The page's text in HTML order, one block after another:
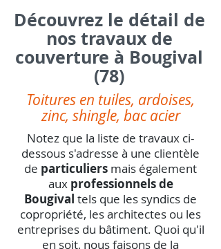
Découvrez le détail de
nos travaux de
couverture à Bougival
(78)
Toitures en tuiles, ardoises,
zinc, shingle, bac acier
Notez que la liste de travaux ci-
dessous s'adresse à une clientèle
de particuliers mais également
aux professionnels de
Bougival tels que les syndics de
copropriété, les architectes ou les
entreprises du bâtiment. Quoi qu'il
en soit, nous faisons de la